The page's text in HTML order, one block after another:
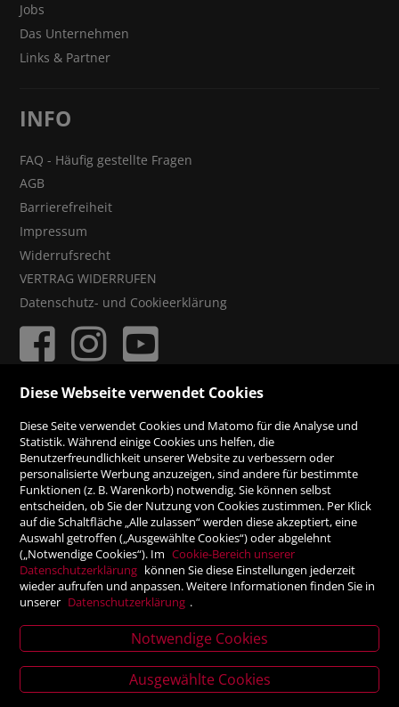
News
Jobs
Das Unternehmen
Links & Partner
INFO
FAQ - Häufig gestellte Fragen
AGB
Barrierefreiheit
Impressum
Widerrufsrecht
VERTRAG WIDERRUFEN
Datenschutz- und Cookieerklärung
Rechnung
Vorauskasse
SICHER ONLINE SHOPPEN!
Diese Webseite verwendet Cookies
Diese Seite verwendet Cookies und Matomo für die Analyse und
Statistik. Während einige Cookies uns helfen, die
Benutzerfreundlichkeit unserer Website zu verbessern oder
personalisierte Werbung anzuzeigen, sind andere für bestimmte
Funktionen (z. B. Warenkorb) notwendig. Sie können selbst
entscheiden, ob Sie der Nutzung von Cookies zustimmen. Per Klick
auf die Schaltfläche „Alle zulassen“ werden diese akzeptiert, eine
Auswahl getroffen („Ausgewählte Cookies“) oder abgelehnt
(„Notwendige Cookies“). Im Cookie-Bereich unserer
Datenschutzerklärung können Sie diese Einstellungen jederzeit
wieder aufrufen und anpassen. Weitere Informationen finden Sie in
unserer Datenschutzerklärung .
Notwendige Cookies
Ausgewählte Cookies